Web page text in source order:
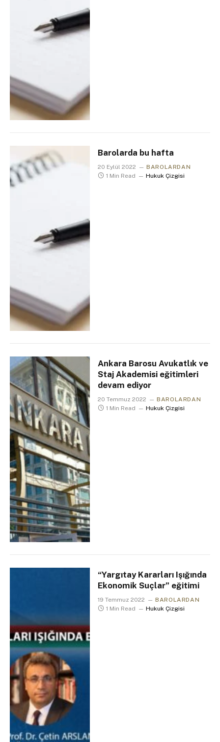
Barolarda bu hafta
20 Eylül 2022
BAROLARDAN
1 Min Read
Hukuk Çizgisi
Ankara Barosu Avukatlık ve
Staj Akademisi eğitimleri
devam ediyor
20 Temmuz 2022
BAROLARDAN
1 Min Read
Hukuk Çizgisi
“Yargıtay Kararları Işığında
Ekonomik Suçlar” eğitimi
19 Temmuz 2022
BAROLARDAN
1 Min Read
Hukuk Çizgisi